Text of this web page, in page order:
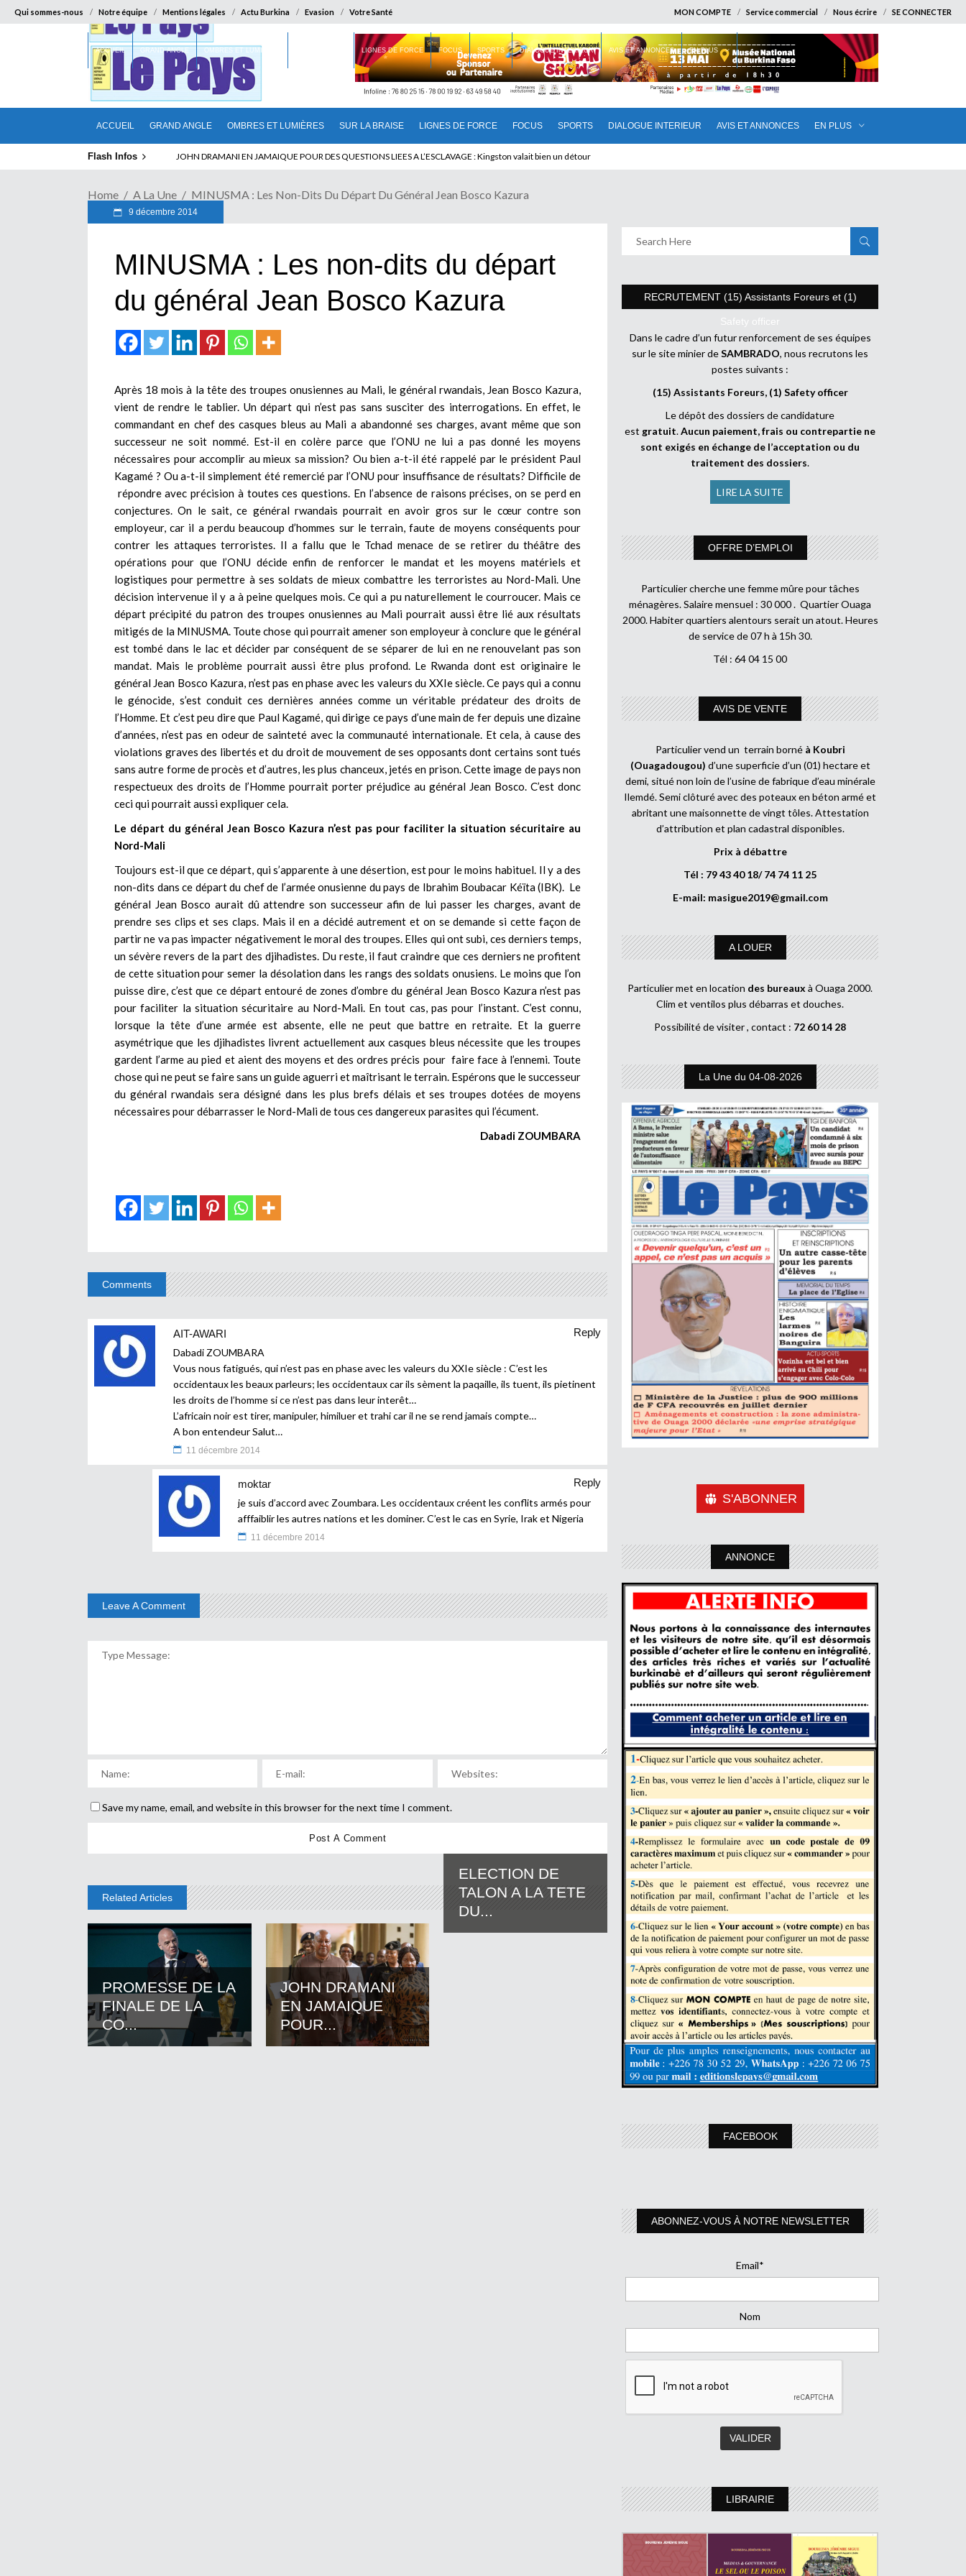
Qui sommes-nous Notre équipe Mentions légales Actu Burkina Evasion Votre Santé MON COMPTE Service commercial Nous écrire SE CONNECTER
ACCUEIL GRAND ANGLE OMBRES ET LUMIÈRES SUR LA BRAISE LIGNES DE FORCE FOCUS SPORTS DIALOGUE INTERIEUR AVIS ET ANNONCES EN PLUS
ACCUEIL GRAND ANGLE OMBRES ET LUMIÈRES LIGNES DE FORCE FOCUS SPORTS DIALOGUE INTERIEUR AVIS ET ANNONCES EN PLUS
Flash Infos ELECTION DE TALON A LA TETE DU SENAT BENINOIS : Quand Patrice quitte le pouvoir sans partir !
Home A La Une MINUSMA : Les Non-Dits Du Départ Du Général Jean Bosco Kazura
9 décembre 2014
MINUSMA : Les non-dits du départ
du général Jean Bosco Kazura
Après 18 mois à la tête des troupes onusiennes au Mali, le général rwandais, Jean Bosco Kazura,
vient de rendre le tablier. Un départ qui n’est pas sans susciter des interrogations. En effet, le
commandant en chef des casques bleus au Mali a abandonné ses charges, avant même que son
successeur ne soit nommé. Est-il en colère parce que l’ONU ne lui a pas donné les moyens
nécessaires pour accomplir au mieux sa mission? Ou bien a-t-il été rappelé par le président Paul
Kagamé ? Ou a-t-il simplement été remercié par l’ONU pour insuffisance de résultats? Difficile de
répondre avec précision à toutes ces questions. En l’absence de raisons précises, on se perd en
conjectures. On le sait, ce général rwandais pourrait en avoir gros sur le cœur contre son
employeur, car il a perdu beaucoup d’hommes sur le terrain, faute de moyens conséquents pour
contrer les attaques terroristes. Il a fallu que le Tchad menace de se retirer du théâtre des
opérations pour que l’ONU décide enfin de renforcer le mandat et les moyens matériels et
logistiques pour permettre à ses soldats de mieux combattre les terroristes au Nord-Mali. Une
décision intervenue il y a à peine quelques mois. Ce qui a pu naturellement le courroucer. Mais ce
départ précipité du patron des troupes onusiennes au Mali pourrait aussi être lié aux résultats
mitigés de la MINUSMA. Toute chose qui pourrait amener son employeur à conclure que le général
est tombé dans le lac et décider par conséquent de se séparer de lui en ne renouvelant pas son
mandat. Mais le problème pourrait aussi être plus profond. Le Rwanda dont est originaire le
général Jean Bosco Kazura, n’est pas en phase avec les valeurs du XXIe siècle. Ce pays qui a connu
le génocide, s’est conduit ces dernières années comme un véritable prédateur des droits de
l’Homme. Et c’est peu dire que Paul Kagamé, qui dirige ce pays d’une main de fer depuis une dizaine
d’années, n’est pas en odeur de sainteté avec la communauté internationale. Et cela, à cause des
violations graves des libertés et du droit de mouvement de ses opposants dont certains sont tués
sans autre forme de procès et d’autres, les plus chanceux, jetés en prison. Cette image de pays non
respectueux des droits de l’Homme pourrait porter préjudice au général Jean Bosco. C’est donc
ceci qui pourrait aussi expliquer cela.
Le départ du général Jean Bosco Kazura n’est pas pour faciliter la situation sécuritaire au
Nord-Mali
Toujours est-il que ce départ, qui s’apparente à une désertion, est pour le moins habituel. Il y a des
non-dits dans ce départ du chef de l’armée onusienne du pays de Ibrahim Boubacar Kéïta (IBK). Le
général Jean Bosco aurait dû attendre son successeur afin de lui passer les charges, avant de
prendre ses clips et ses claps. Mais il en a décidé autrement et on se demande si cette façon de
partir ne va pas impacter négativement le moral des troupes. Elles qui ont subi, ces derniers temps,
un sévère revers de la part des djihadistes. Du reste, il faut craindre que ces derniers ne profitent
de cette situation pour semer la désolation dans les rangs des soldats onusiens. Le moins que l’on
puisse dire, c’est que ce départ entouré de zones d’ombre du général Jean Bosco Kazura n’est pas
pour faciliter la situation sécuritaire au Nord-Mali. En tout cas, pas pour l’instant. C’est connu,
lorsque la tête d’une armée est absente, elle ne peut que battre en retraite. Et la guerre
asymétrique que les djihadistes livrent actuellement aux casques bleus nécessite que les troupes
gardent l’arme au pied et aient des moyens et des ordres précis pour faire face à l’ennemi. Toute
chose qui ne peut se faire sans un guide aguerri et maîtrisant le terrain. Espérons que le successeur
du général rwandais sera désigné dans les plus brefs délais et ses troupes dotées de moyens
nécessaires pour débarrasser le Nord-Mali de tous ces dangereux parasites qui l’écument.
Dabadi ZOUMBARA
Comments
AIT-AWARI
Reply
Dabadi ZOUMBARA
Vous nous fatigués, qui n’est pas en phase avec les valeurs du XXIe siècle : C’est les
occidentaux les beaux parleurs; les occidentaux car ils sèment la paqaille, ils tuent, ils pietinent
les droits de l’homme si ce n’est pas dans leur interêt…
L’africain noir est tirer, manipuler, himiluer et trahi car il ne se rend jamais compte…
A bon entendeur Salut…
11 décembre 2014
moktar
Reply
je suis d’accord avec Zoumbara. Les occidentaux créent les conflits armés pour
afffaiblir les autres nations et les dominer. C’est le cas en Syrie, Irak et Nigeria
11 décembre 2014
Leave A Comment
Save my name, email, and website in this browser for the next time I comment.
Related Articles
PROMESSE DE LA
FINALE DE LA
CO...
JOHN DRAMANI
EN JAMAIQUE
POUR...
ELECTION DE
TALON A LA TETE
DU...
RECRUTEMENT (15) Assistants Foreurs et (1)
Safety officer
Dans le cadre d’un futur renforcement de ses équipes
sur le site minier deSAMBRADO, nous recrutons les
postes suivants :
(15) Assistants Foreurs, (1) Safety officer
Le dépôt des dossiers de candidature
est gratuit.Aucun paiement, frais ou contrepartie ne
sont exigés en échange de l’acceptation ou du
traitement des dossiers.
LIRE LA SUITE
OFFRE D’EMPLOI
Particulier cherche une femme mûre pour tâches
ménagères. Salaire mensuel : 30 000 . Quartier Ouaga
2000. Habiter quartiers alentours serait un atout. Heures
de service de 07 h à 15h 30.
Tél : 64 04 15 00
AVIS DE VENTE
Particulier vend un terrain borné à Koubri
(Ouagadougou) d’une superficie d’un (01) hectare et
demi, situé non loin de l’usine de fabrique d’eau minérale
Ilemdé. Semi clôturé avec des poteaux en béton armé et
abritant une maisonnette de vingt tôles. Attestation
d’attribution et plan cadastral disponibles.
Prix à débattre
Tél : 79 43 40 18/ 74 74 11 25
E-mail: masigue2019@gmail.com
A LOUER
Particulier met en location des bureaux à Ouaga 2000.
Clim et ventilos plus débarras et douches.
Possibilité de visiter , contact : 72 60 14 28
La Une du 04-08-2026
S'ABONNER
ANNONCE
FACEBOOK
ABONNEZ-VOUS À NOTRE NEWSLETTER
Email*
Nom
LIBRAIRIE